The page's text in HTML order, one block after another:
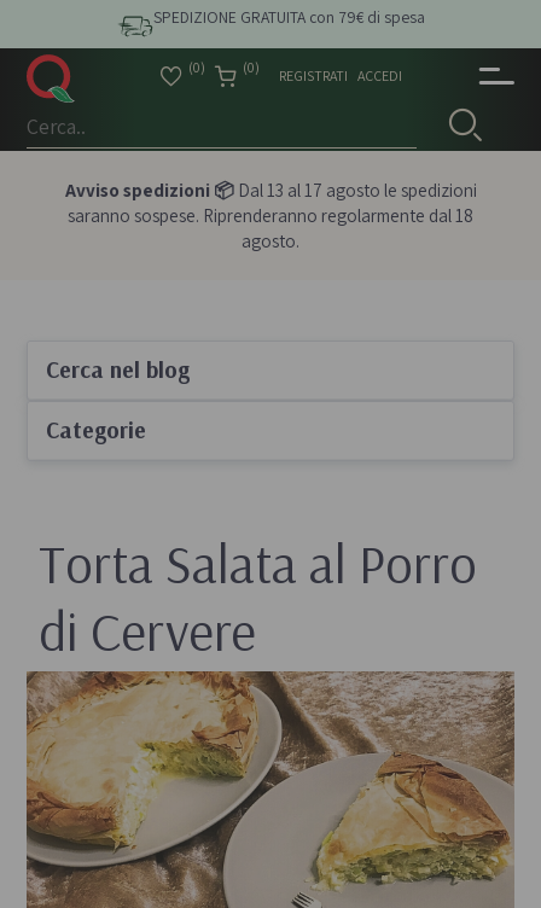
SPEDIZIONE GRATUITA con 79€ di spesa
(0) (0) REGISTRATI ACCEDI
Avviso spedizioni 📦Dal 13 al 17 agosto le spedizioni
saranno sospese. Riprenderanno regolarmente dal 18
agosto.
Cerca nel blog
Categorie
Torta Salata al Porro
di Cervere